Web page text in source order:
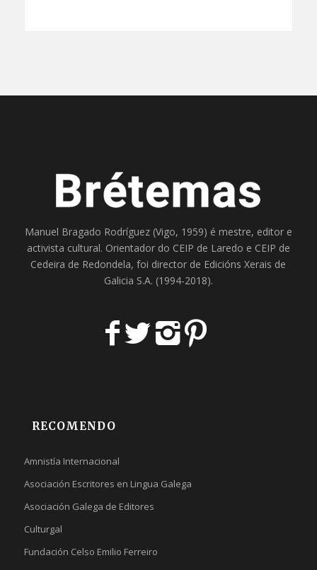
Manuel Bragado Rodríguez (Vigo, 1959) é mestre, editor e
activista cultural. Orientador do CEIP de Laredo e CEIP de
Cedeira de Redondela, foi director de Edicións Xerais de
Galicia S.A. (1994-2018).
RECOMENDO
Amnistía Internacional
Asociación Escritores en Lingua Galega
Asociación Galega de Editores
Culturgal
Fundación Celso Emilio Ferreiro